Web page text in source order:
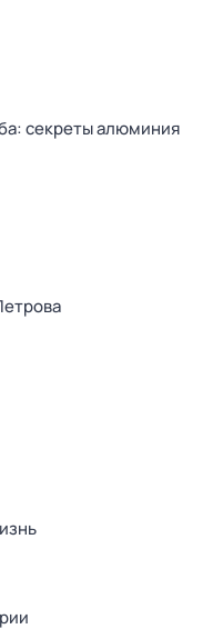
секреты алюминия